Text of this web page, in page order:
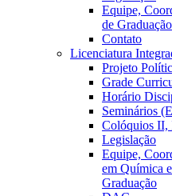
Equipe,
de Graduação
Contato
Licenciatura
Projeto
Grade
Horário
Seminários
Colóquios
Legislação
Equipe,
em Química
Graduação